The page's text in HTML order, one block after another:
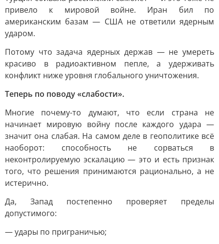
привело к мировой войне. Иран бил по
американским базам — США не ответили ядерным
ударом.
Потому что задача ядерных держав — не умереть
красиво в радиоактивном пепле, а удерживать
конфликт ниже уровня глобального уничтожения.
Теперь по поводу «слабости».
Многие почему-то думают, что если страна не
начинает мировую войну после каждого удара —
значит она слабая. На самом деле в геополитике всё
наоборот: способность не сорваться в
неконтролируемую эскалацию — это и есть признак
того, что решения принимаются рационально, а не
истерично.
Да, Запад постепенно проверяет пределы
допустимого:
— удары по приграничью;